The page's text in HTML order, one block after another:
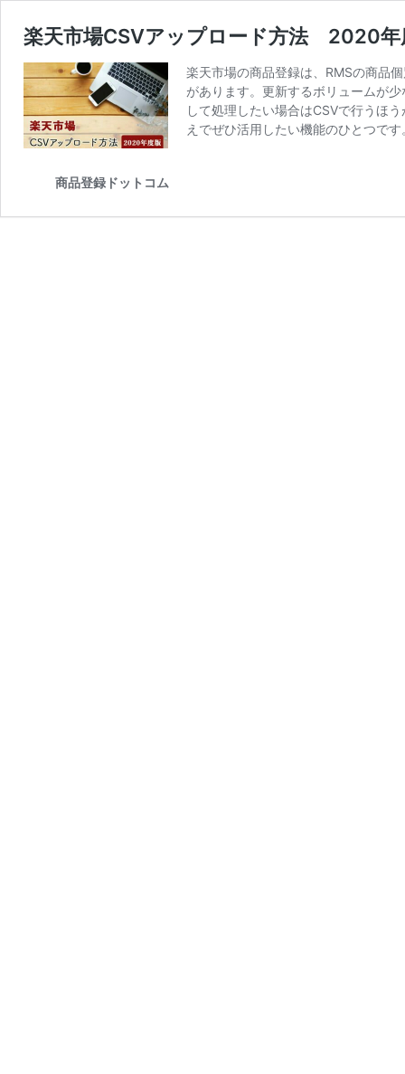
楽天市場CSVアップロード方法 2020年
楽天市場の商品登録は、RMSの商品
があります。更新するボリュームが
して処理したい場合はCSVで行うほ
えでぜひ活用したい機能のひとつです
商品登録ドットコム